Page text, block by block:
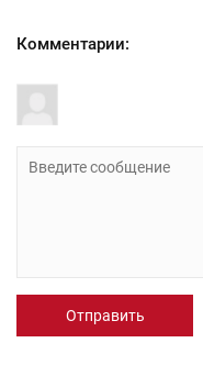
Комментарии:
Отправить